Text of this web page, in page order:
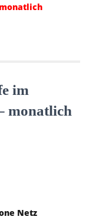
im
monatlich
Netz